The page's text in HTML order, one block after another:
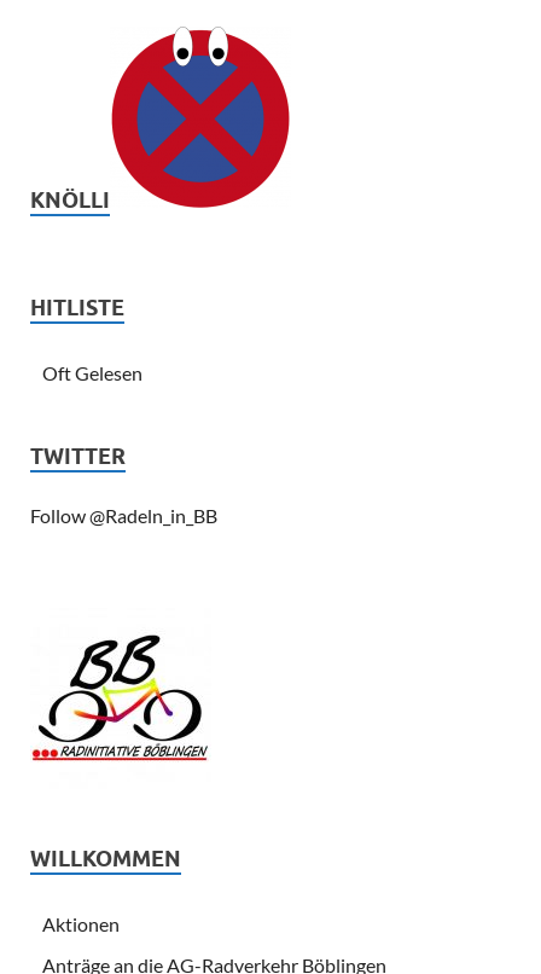
KNÖLLI
HITLISTE
Oft Gelesen
TWITTER
Follow @Radeln_in_BB
WILLKOMMEN
Aktionen
Anträge an die AG-Radverkehr Böblingen